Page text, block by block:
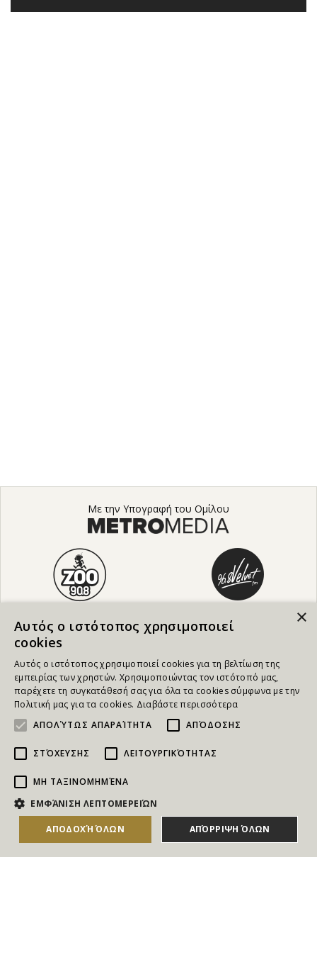
Με την Υπογραφή του Ομίλου
NEWSLETTER
Για να ενημερώνεστε άμεσα για τους Διαγωνισμούς, τα
Δώρα, τις Νέες Προσφορές & τις Νέες Δωροεπιταγές
×
Αυτός ο ιστότοπος χρησιμοποιεί
cookies
Αυτός ο ιστότοπος χρησιμοποιεί cookies για τη βελτίωση της
εμπειρίας των χρηστών. Χρησιμοποιώντας τον ιστότοπό μας,
παρέχετε τη συγκατάθεσή σας για όλα τα cookies σύμφωνα με την
Πολιτική μας για τα cookies. Διαβάστε περισσότερα
ΑΠΟΛΎΤΩΣ ΑΠΑΡΑΊΤΗΤΑ
ΑΠΌΔΟΣΗΣ
ΣΤΌΧΕΥΣΗΣ ΛΕΙΤΟΥΡΓΙΚΌΤΗΤΑΣ
ΜΗ ΤΑΞΙΝΟΜΗΜΈΝΑ
ΕΜΦΆΝΙΣΗ ΛΕΠΤΟΜΕΡΕΙΏΝ
ΑΠΟΔΟΧΉ ΌΛΩΝ ΑΠΌΡΡΙΨΗ ΌΛΩΝ